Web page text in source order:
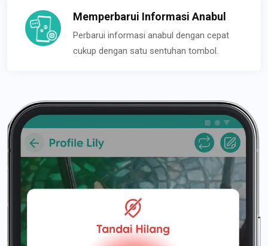
Memperbarui Informasi Anabul
Perbarui informasi anabul dengan cepat
cukup dengan satu sentuhan tombol.